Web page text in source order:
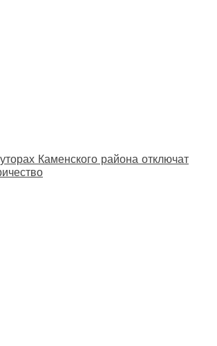
Каменского района отключат